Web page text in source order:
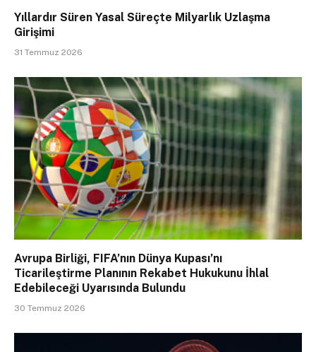
Yıllardır Süren Yasal Süreçte Milyarlık Uzlaşma
Girişimi
31 Temmuz 2026
Avrupa Birliği, FIFA’nın Dünya Kupası’nı
Ticarileştirme Planının Rekabet Hukukunu İhlal
Edebileceği Uyarısında Bulundu
30 Temmuz 2026